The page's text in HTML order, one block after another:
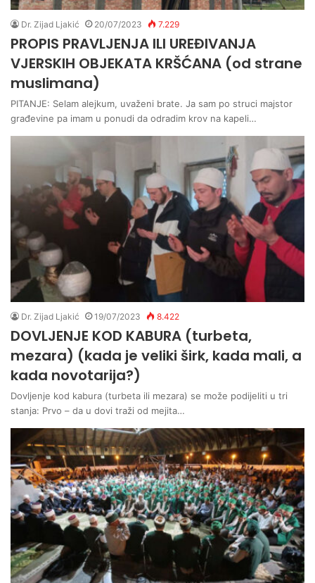
Dr. Zijad Ljakić 20/07/2023 7.229
PROPIS PRAVLJENJA ILI UREĐIVANJA
VJERSKIH OBJEKATA KRŠĆANA (od strane
muslimana)
PITANJE: Selam alejkum, uvaženi brate. Ja sam po struci majstor
građevine pa imam u ponudi da odradim krov na kapeli…
Dr. Zijad Ljakić 19/07/2023 8.422
DOVLJENJE KOD KABURA (turbeta,
mezara) (kada je veliki širk, kada mali, a
kada novotarija?)
Dovljenje kod kabura (turbeta ili mezara) se može podijeliti u tri
stanja: Prvo – da u dovi traži od mejita…